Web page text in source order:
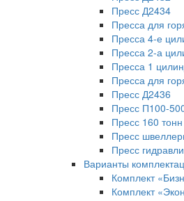
Пресс Д2434
Пресса для
Пресса 4-е
Пресса 2-а
Пресса 1
Пресса для
Пресс Д2436
Пресс П100-
Пресс 160
Пресс
Пресс
Варианты
Комплект
Комплект